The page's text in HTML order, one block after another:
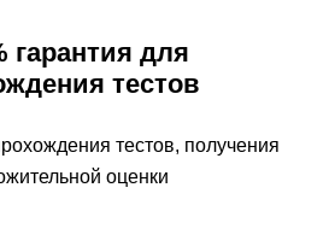
гарантия для
тестов
тестов, получения
оценки